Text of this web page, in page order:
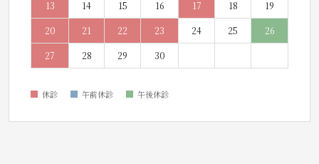
13 14 15 16 17 18 19
20 21 22 23 24 25 26
27 28 29 30
休診 午前休診 午後休診